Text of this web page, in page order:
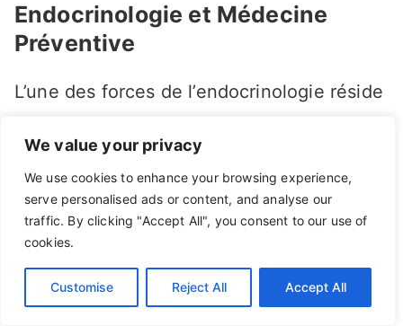
We value your privacy
We use cookies to enhance your browsing experience,
serve personalised ads or content, and analyse our
traffic. By clicking "Accept All", you consent to our use of
cookies.
Customise Reject All Accept All
Endocrinologie et Médecine
Préventive
L’une des forces de l’endocrinologie réside
précocement des troubles qui, s’ils sont
ignorés, peuvent entraîner des
complications graves.
1. Dépistage Prénatal et Néonatal